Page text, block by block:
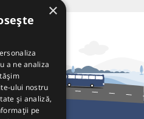
×
a ne analiza
ului nostru
și analiză,
pe